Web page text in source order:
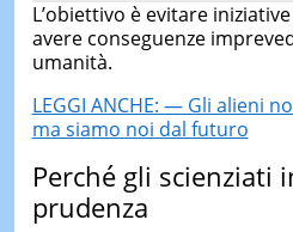
L’obiettivo è evitare
avere conseguenze
umanità.
LEGGI ANCHE: — Gli alieni
ma siamo noi dal futuro
Perché gli scienziati
prudenza